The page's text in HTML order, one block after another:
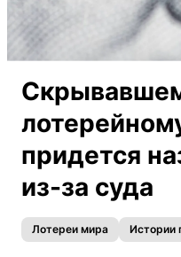
придется
из-за суда
Лотереи мира Истории